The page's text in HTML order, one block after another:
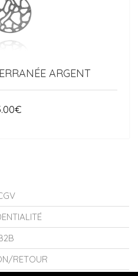
ARGENT
€
RETOUR